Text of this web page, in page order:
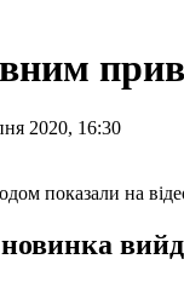
2020, 16:30